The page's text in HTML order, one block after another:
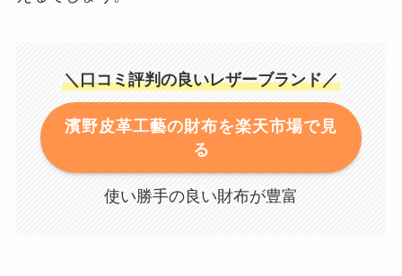
＼口コミ評判の良いレザーブランド／
濱野皮革工藝の財布を楽天市場で見
る
使い勝手の良い財布が豊富